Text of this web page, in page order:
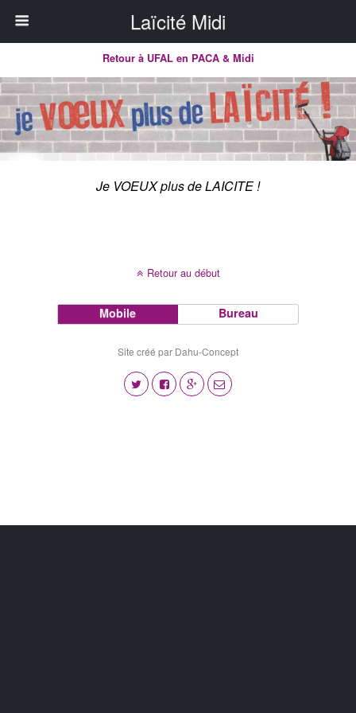
Laïcité Midi
Retour à UFAL en PACA & Midi
Je VOEUX plus de LAICITE !
Retour au début
Mobile Bureau
Site créé par Dahu-Concept